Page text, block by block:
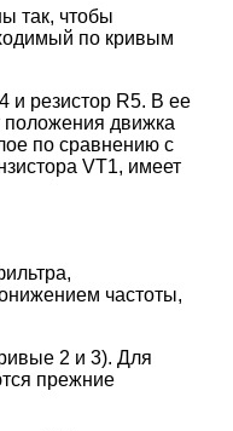
так, чтобы
по кривым
и резистор R5. В ее
положения движка
по сравнению с
VT1, имеет
частоты,
2 и 3). Для
прежние